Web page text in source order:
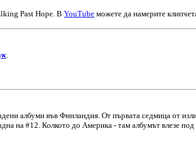
Past Hope. В YouTube можете да намерите
.
албуми във Финландия. От първата седмица от
на #12. Колкото до Америка - там албумът влезе